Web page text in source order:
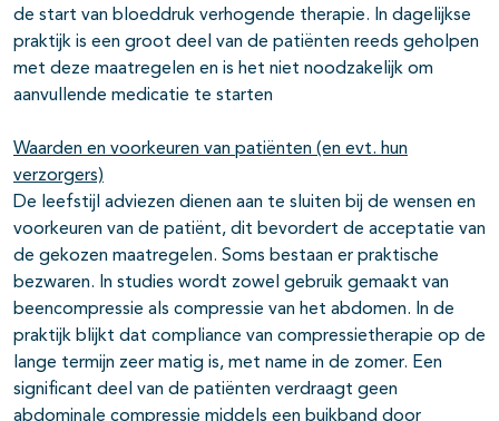
de start van bloeddruk verhogende therapie. In dagelijkse
praktijk is een groot deel van de patiënten reeds geholpen
met deze maatregelen en is het niet noodzakelijk om
aanvullende medicatie te starten
Waarden en voorkeuren van patiënten (en evt. hun
verzorgers)
De leefstijl adviezen dienen aan te sluiten bij de wensen en
voorkeuren van de patiënt, dit bevordert de acceptatie van
de gekozen maatregelen. Soms bestaan er praktische
bezwaren. In studies wordt zowel gebruik gemaakt van
beencompressie als compressie van het abdomen. In de
praktijk blijkt dat compliance van compressietherapie op de
lange termijn zeer matig is, met name in de zomer. Een
significant deel van de patiënten verdraagt geen
abdominale compressie middels een buikband door